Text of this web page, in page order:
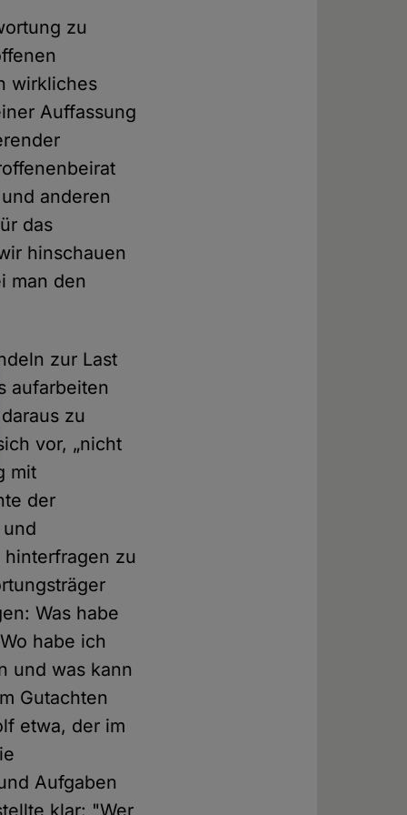
zu
wirkliches
Auffassung
anderen
das
hinschauen
man den
zur Last
aufarbeiten
zu
vor, „nicht
mit
der
zu
Was habe
habe ich
und was kann
Gutachten
etwa, der im
Aufgaben
klar: "Wer